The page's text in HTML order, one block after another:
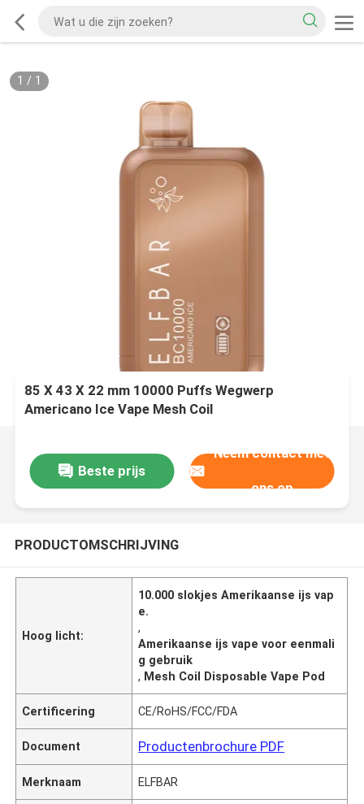
1 / 1
85 X 43 X 22 mm 10000 Puffs Wegwerp
Americano Ice Vape Mesh Coil
Beste prijs
Neem contact met
ons op
PRODUCTOMSCHRIJVING
Hoog licht:
10.000 slokjes Amerikaanse ijs vap
e.
,
Amerikaanse ijs vape voor eenmali
g gebruik
, Mesh Coil Disposable Vape Pod
Certificering CE/RoHS/FCC/FDA
Document Productenbrochure PDF
Merknaam ELFBAR